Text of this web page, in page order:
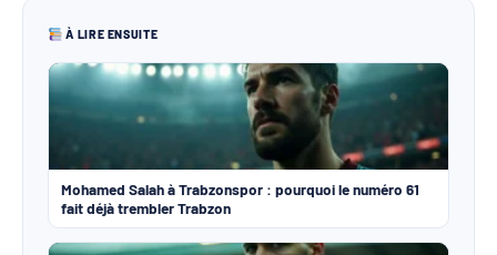
À LIRE ENSUITE
Mohamed Salah à Trabzonspor : pourquoi le numéro 61
fait déjà trembler Trabzon